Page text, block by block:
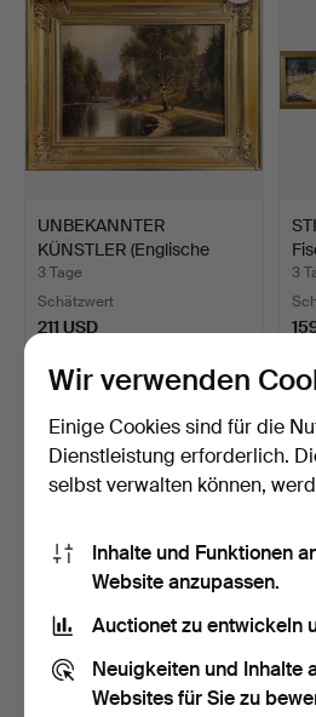
UNBEKANNTER
KÜNSTLER (Englische
Schule, 19…
3 Tage
Schätzwert
211 USD
3
FRANCOIS GALL
(UNGARN/FRANKREICH,
1912-198…
3 Tage
Schätzwert
4
Wir verwenden
Einige Cookies sind für die
Dienstleistung erforderlich.
selbst verwalten können,
Inhalte und Funktionen
Website anzupassen.
Auctionet zu entwickeln
Neuigkeiten und Inhalte
Websites für Sie zu